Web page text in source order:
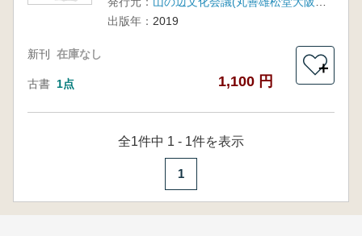
出版年： 2019
新刊 在庫なし
古書 1点 1,100 円
＋
全1件中 1 - 1件を表示
1